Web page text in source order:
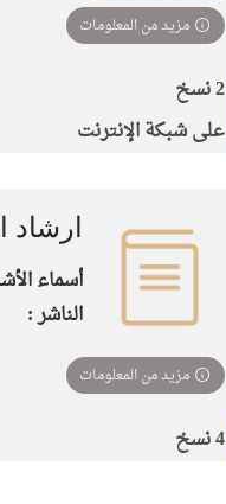
مزيد من المعلومات
2 نسخ
على شبكة الإنترنت
ارشاد
أسماء
الناشر :
مزيد من المعلومات
4 نسخ